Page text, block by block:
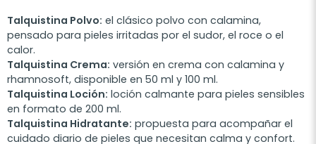
Talquistina Polvo: el clásico polvo con calamina,
pensado para pieles irritadas por el sudor, el roce o el
calor.
Talquistina Crema: versión en crema con calamina y
rhamnosoft, disponible en 50 ml y 100 ml.
Talquistina Loción: loción calmante para pieles sensibles
en formato de 200 ml.
Talquistina Hidratante: propuesta para acompañar el
cuidado diario de pieles que necesitan calma y confort.